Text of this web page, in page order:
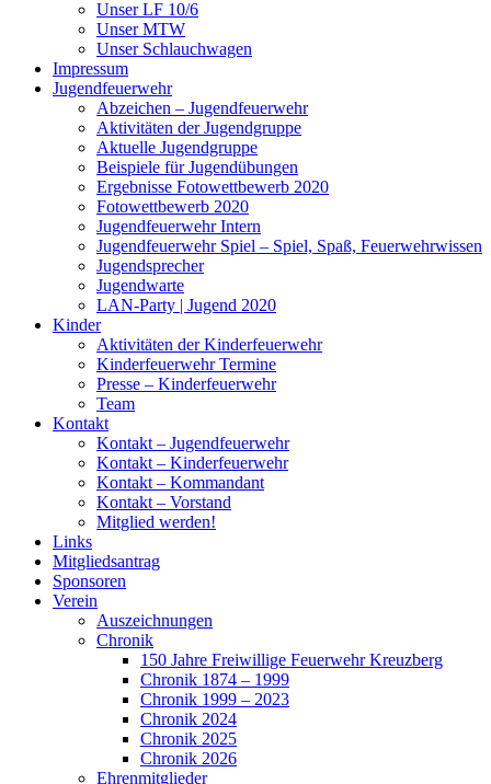
Unser LF 10/6
Unser MTW
Unser Schlauchwagen
Impressum
Jugendfeuerwehr
Abzeichen – Jugendfeuerwehr
Aktivitäten der Jugendgruppe
Aktuelle Jugendgruppe
Beispiele für Jugendübungen
Ergebnisse Fotowettbewerb 2020
Fotowettbewerb 2020
Jugendfeuerwehr Intern
Jugendfeuerwehr Spiel – Spiel, Spaß, Feuerwehrwissen
Jugendsprecher
Jugendwarte
LAN-Party | Jugend 2020
Kinder
Aktivitäten der Kinderfeuerwehr
Kinderfeuerwehr Termine
Presse – Kinderfeuerwehr
Team
Kontakt
Kontakt – Jugendfeuerwehr
Kontakt – Kinderfeuerwehr
Kontakt – Kommandant
Kontakt – Vorstand
Mitglied werden!
Links
Mitgliedsantrag
Sponsoren
Verein
Auszeichnungen
Chronik
150 Jahre Freiwillige Feuerwehr Kreuzberg
Chronik 1874 – 1999
Chronik 1999 – 2023
Chronik 2024
Chronik 2025
Chronik 2026
Ehrenmitglieder